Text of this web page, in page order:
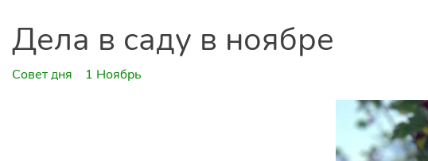
Дела в саду в ноябре
Совет дня 1 Ноябрь